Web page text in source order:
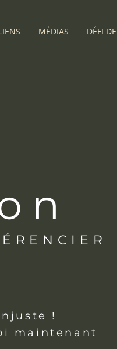
MÉDIAS DÉFI
!
maintenant